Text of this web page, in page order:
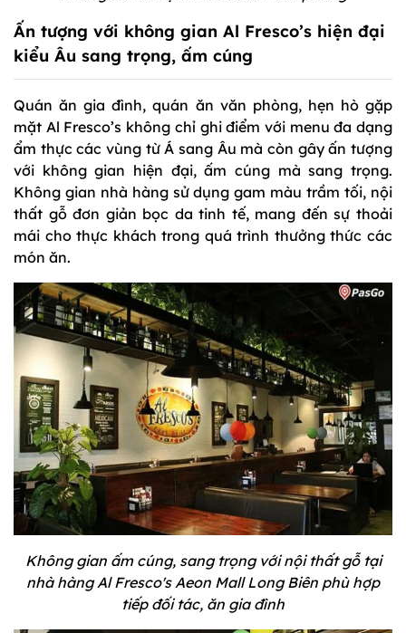
Ấn tượng với không gian Al Fresco’s hiện đại
kiểu Âu sang trọng, ấm cúng
Quán ăn gia đình, quán ăn văn phòng, hẹn hò gặp
mặt Al Fresco’s không chỉ ghi điểm với menu đa dạng
ẩm thực các vùng từ Á sang Âu mà còn gây ấn tượng
với không gian hiện đại, ấm cúng mà sang trọng.
Không gian nhà hàng sử dụng gam màu trầm tối, nội
thất gỗ đơn giản bọc da tinh tế, mang đến sự thoải
mái cho thực khách trong quá trình thưởng thức các
món ăn.
Không gian ấm cúng, sang trọng với nội thất gỗ tại
nhà hàng Al Fresco's Aeon Mall Long Biên phù hợp
tiếp đối tác, ăn gia đình